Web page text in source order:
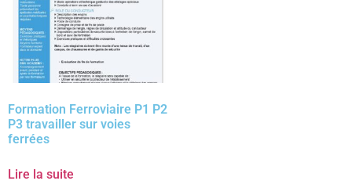
Formation Ferroviaire P1 P2
P3 travailler sur voies
ferrées
Lire la suite